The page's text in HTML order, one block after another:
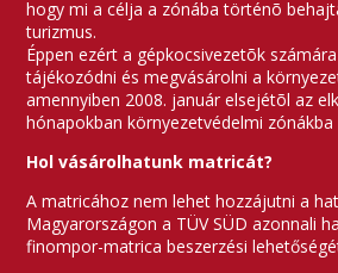
hogy mi a célja a zónába történõ
turizmus.
Éppen ezért a gépkocsivezetõk
tájékozódni és megvásárolni a
amennyiben 2008. január elsejétõl az
hónapokban környezetvédelmi zónákba
Hol vásárolhatunk matricát?
A matricához nem lehet hozzájutni a
Magyarországon a TÜV SÜD azonnali
finompor-matrica beszerzési